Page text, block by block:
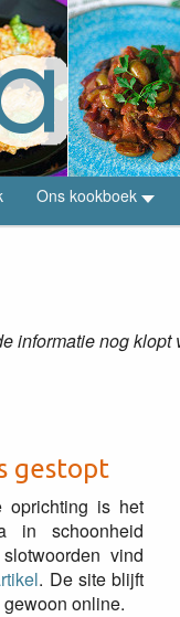
Ons kookboek
informatie nog
gestopt
oprichting is het
in schoonheid
vind
. De site blijft
online.